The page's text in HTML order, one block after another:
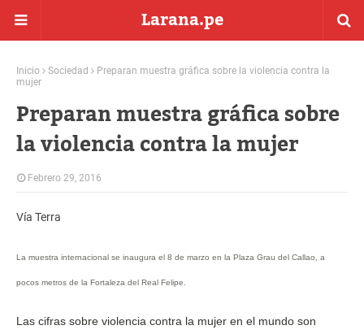
Larana.pe
Inicio Sociedad
Preparan muestra gráfica sobre la violencia contra la
mujer
Preparan muestra gráfica sobre
la violencia contra la mujer
Febrero 29, 2016
Vía Terra
La muestra internacional se inaugura el 8 de marzo en la Plaza Grau del Callao, a
pocos metros de la Fortaleza del Real Felipe.
Las cifras sobre violencia contra la mujer en el mundo son